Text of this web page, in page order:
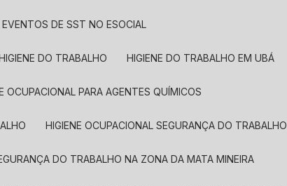
EVENTOS DE SST NO ESOCIAL
HIGIENE DO TRABALHO HIGIENE DO TRABALHO EM UBÁ
OCUPACIONAL PARA AGENTES QUÍMICOS
HIGIENE OCUPACIONAL SEGURANÇA DO TRABALHO
DO TRABALHO NA ZONA DA MATA MINEIRA